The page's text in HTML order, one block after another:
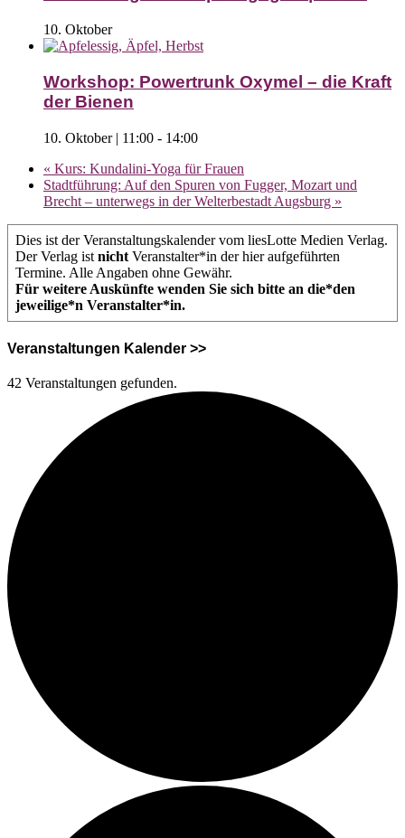
10. Oktober
Workshop: Powertrunk Oxymel – die Kraft
der Bienen
10. Oktober | 11:00 - 14:00
« Kurs: Kundalini-Yoga für Frauen
Stadtführung: Auf den Spuren von Fugger, Mozart und
Brecht – unterwegs in der Welterbestadt Augsburg »
Dies ist der Veranstaltungskalender vom liesLotte Medien Verlag.
Der Verlag ist nicht Veranstalter*in der hier aufgeführten
Termine. Alle Angaben ohne Gewähr.
Für weitere Auskünfte wenden Sie sich bitte an die*den
jeweilige*n Veranstalter*in.
Veranstaltungen Kalender >>
42 Veranstaltungen gefunden.